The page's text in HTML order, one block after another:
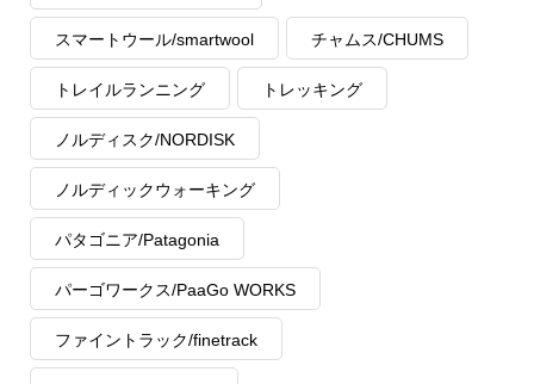
スマートウール/smartwool チャムス/CHUMS
トレイルランニング トレッキング
ノルディスク/NORDISK
ノルディックウォーキング
パタゴニア/Patagonia
パーゴワークス/PaaGo WORKS
ファイントラック/finetrack